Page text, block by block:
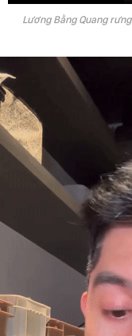
Lương Bằng Quang